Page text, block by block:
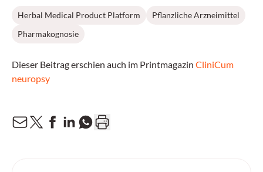
Herbal Medical Product Platform
Pflanzliche Arzneimittel
Pharmakognosie
Dieser Beitrag erschien auch im Printmagazin CliniCum
neuropsy